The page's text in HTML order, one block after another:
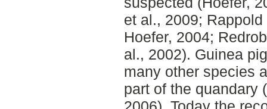
et al., 2009;
Hoefer, 2004;
al., 2002). Guinea
many other species
part of the quandary